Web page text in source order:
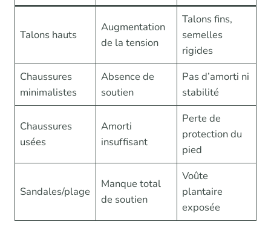
Talons hauts
Augmentation
de la tension
Talons fins,
semelles
rigides
Chaussures
minimalistes
Absence de
soutien
Pas d’amorti ni
stabilité
Chaussures
usées
Amorti
insuffisant
Perte de
protection du
pied
Sandales/plage
Manque total
de soutien
Voûte
plantaire
exposée